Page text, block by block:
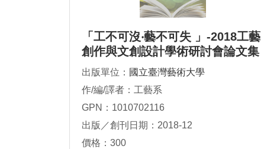
「工不可沒‧藝不可失 」-2018工藝
創作與文創設計學術研討會論文集
出版單位： 國立臺灣藝術大學
作/編/譯者：工藝系
GPN：1010702116
出版／創刊日期：2018-12
價格：300